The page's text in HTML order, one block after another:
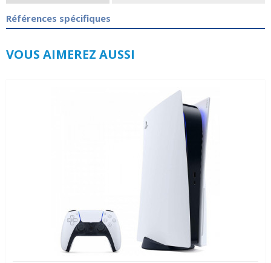
Références spécifiques
VOUS AIMEREZ AUSSI